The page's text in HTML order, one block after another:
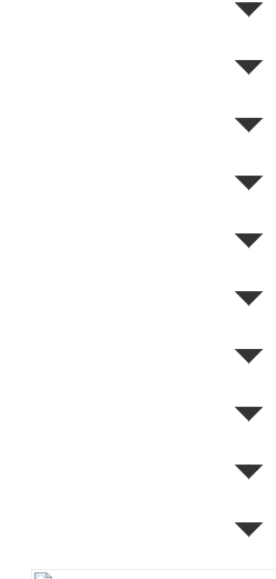
◥◤
◥◤
◥◤
◥◤
◥◤
◥◤
◥◤
◥◤
◥◤
◥◤